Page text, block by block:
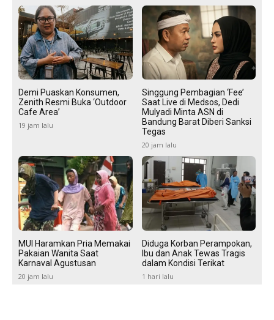
Demi Puaskan Konsumen,
Zenith Resmi Buka ‘Outdoor
Cafe Area’
19 jam lalu
Singgung Pembagian ‘Fee’
Saat Live di Medsos, Dedi
Mulyadi Minta ASN di
Bandung Barat Diberi Sanksi
Tegas
20 jam lalu
MUI Haramkan Pria Memakai
Pakaian Wanita Saat
Karnaval Agustusan
20 jam lalu
Diduga Korban Perampokan,
Ibu dan Anak Tewas Tragis
dalam Kondisi Terikat
1 hari lalu